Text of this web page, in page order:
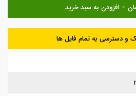
و دسترسی به تمام فایل ها